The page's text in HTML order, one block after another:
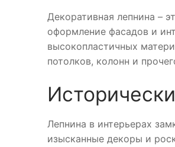
Декоративная лепнина –
оформление фасадов и
высокопластичных
потолков, колонн и
Лепнина в интерьерах
изысканные декоры и